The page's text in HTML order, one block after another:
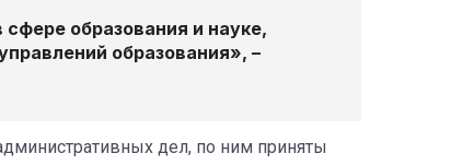
образования и науке,
образования», –
дел, по ним приняты